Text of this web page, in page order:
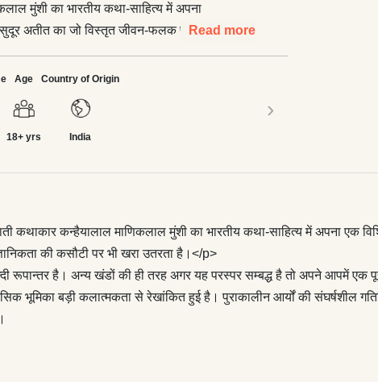
मुंशी का भारतीय कथा-साहित्य में अपना
सुदूर अतीत का जो विस्तृत जीवन-फलक प्रस्तुत
एक वृहत् उपन्यास है—सात खंडों में विभक्त।
अन्य खंडों की ही तरह अगर यह परस्पर सम्बद्ध
के जन्म, विकास और संघर्षों-उपलब्धियों की
श्रीकृष्ण की विलक्षण ऐतिहासिक भूमिका
Read more
Age
18+ yrs
Country of Origin
India
›
कथाकार कन्हैयालाल माणिकलाल मुंशी का भारतीय कथा-साहित्य में अपना एक
की कसौटी पर भी खरा उतरता है।</p>
रूपान्तर है। अन्य खंडों की ही तरह अगर यह परस्पर सम्बद्ध है तो अपने आपमें एक
भूमिका बड़ी कलात्मकता से रेखांकित हुई है। पुराकालीन आर्यों की संघर्षशील